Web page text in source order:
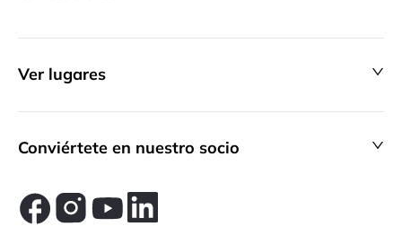
Ver lugares
Conviértete en nuestro socio